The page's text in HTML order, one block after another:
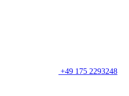
+49 175 2293248